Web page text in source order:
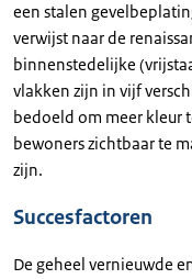
een stalen
verwijst naar de
binnenstedelijke
vlakken zijn in vijf
bedoeld om meer kleur
bewoners zichtbaar te
zijn.
Succesfactoren
De geheel vernieuwde